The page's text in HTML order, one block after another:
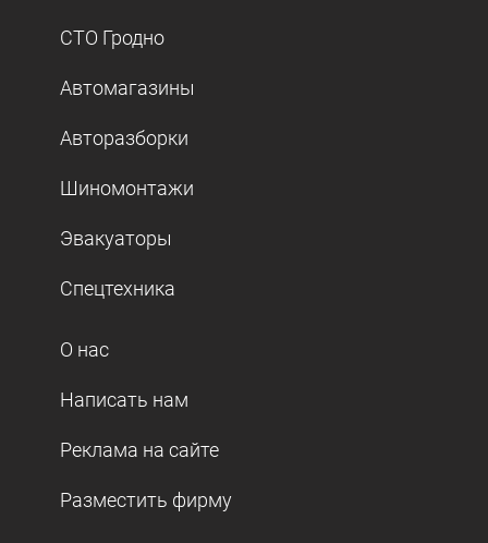
СТО Гродно
Автомагазины
Авторазборки
Шиномонтажи
Эвакуаторы
Спецтехника
О нас
Написать нам
Реклама на сайте
Разместить фирму